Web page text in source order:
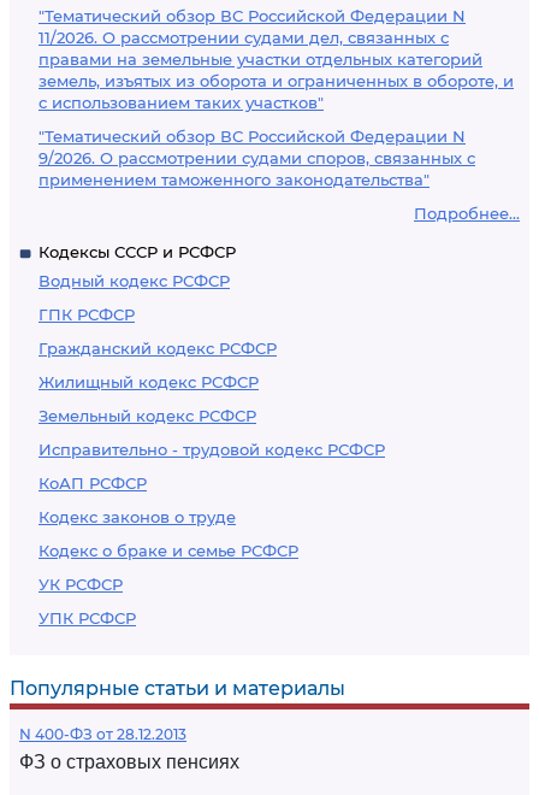
"Тематический обзор ВС Российской Федерации N
11/2026. О рассмотрении судами дел, связанных с
правами на земельные участки отдельных категорий
земель, изъятых из оборота и ограниченных в обороте, и
с использованием таких участков"
"Тематический обзор ВС Российской Федерации N
9/2026. О рассмотрении судами споров, связанных с
применением таможенного законодательства"
Подробнее...
Кодексы СССР и РСФСР
Водный кодекс РСФСР
ГПК РСФСР
Гражданский кодекс РСФСР
Жилищный кодекс РСФСР
Земельный кодекс РСФСР
Исправительно - трудовой кодекс РСФСР
КоАП РСФСР
Кодекс законов о труде
Кодекс о браке и семье РСФСР
УК РСФСР
УПК РСФСР
Популярные статьи и материалы
N 400-ФЗ от 28.12.2013
ФЗ о страховых пенсиях